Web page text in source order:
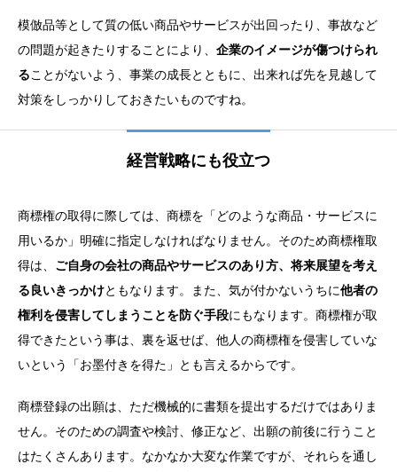
模倣品等として質の低い商品やサービスが出回ったり、事故など
の問題が起きたりすることにより、 企業のイメージが傷つけられ
ることがないよう、事業の成長とともに、出来れば先を見越して
対策をしっかりしておきたいものですね。
経営戦略にも役立つ
商標権の取得に際しては、商標を「どのような商品・サービスに
用いるか」明確に指定しなければなりません。そのため商標権取
得は、 ご自身の会社の商品やサービスのあり方、将来展望を考え
る良いきっかけともなります。また、気が付かないうちに他者の
権利を侵害してしまうことを防ぐ手段にもなります。商標権が取
得できたという事は、裏を返せば、他人の商標権を侵害していな
いという「お墨付きを得た」とも言えるからです。
商標登録の出願は、ただ機械的に書類を提出するだけではありま
せん。そのための調査や検討、修正など、出願の前後に行うこと
はたくさんあります。なかなか大変な作業ですが、それらを通し